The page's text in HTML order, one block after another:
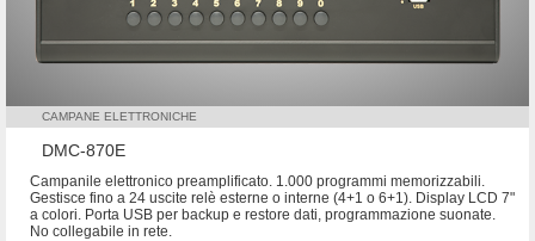
CAMPANE ELETTRONICHE
DMC-870E
Campanile elettronico preamplificato. 1.000 programmi memorizzabili.
Gestisce fino a 24 uscite relè esterne o interne (4+1 o 6+1). Display LCD 7"
a colori. Porta USB per backup e restore dati, programmazione suonate.
No collegabile in rete.